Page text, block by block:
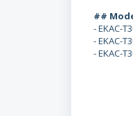
##
- EKAC-
- EKAC-
- EKAC-